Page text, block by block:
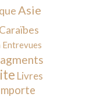
Asie
Caraïbes
Entrevues
Livres